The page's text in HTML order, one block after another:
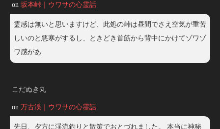
on 坂本峠｜ウワサの心霊話
霊感は無いと思いますけど、此処の峠は昼間でさえ空気が重苦
しいのと悪寒がするし、ときどき首筋から背中にかけてゾワゾ
ワ感があ
こだぬき丸
on 万古渓｜ウワサの心霊話
先日、夕方に渓流釣りと散策でおとづれました。 本当に神秘